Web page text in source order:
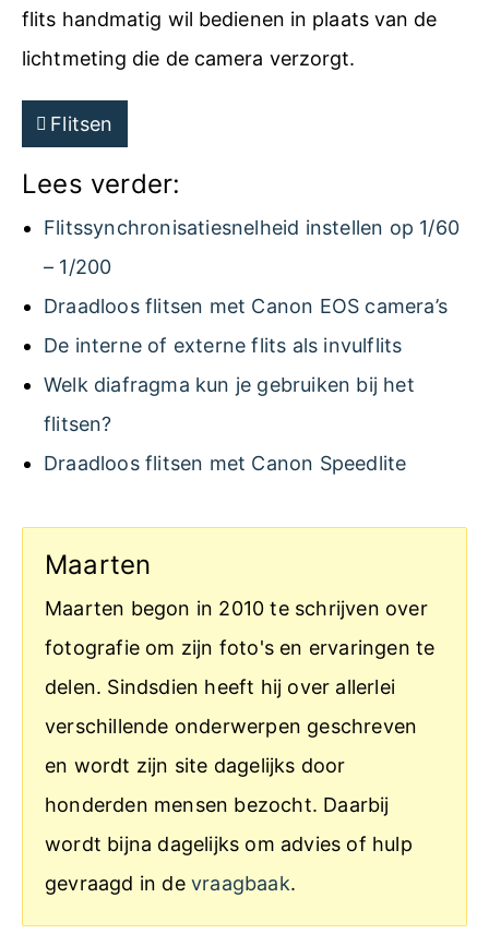
flits handmatig wil bedienen in plaats van de
lichtmeting die de camera verzorgt.
Flitsen
Lees verder:
Flitssynchronisatiesnelheid instellen op 1/60
– 1/200
Draadloos flitsen met Canon EOS camera’s
De interne of externe flits als invulflits
Welk diafragma kun je gebruiken bij het
flitsen?
Draadloos flitsen met Canon Speedlite
Maarten
Maarten begon in 2010 te schrijven over
fotografie om zijn foto's en ervaringen te
delen. Sindsdien heeft hij over allerlei
verschillende onderwerpen geschreven
en wordt zijn site dagelijks door
honderden mensen bezocht. Daarbij
wordt bijna dagelijks om advies of hulp
gevraagd in de vraagbaak.